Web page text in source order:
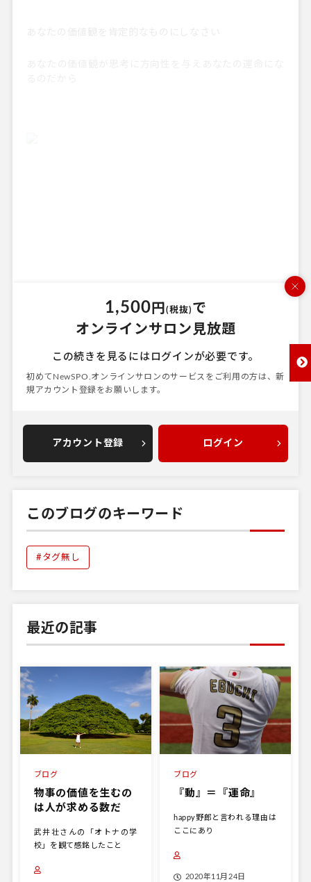
1,500 円 (税抜) で
オンラインサロン見放題
この続きを見るにはログインが必要です。
初めてNewSPO.オンラインサロンのサービスをご利用の方は、新
規アカウント登録をお願いします。
アカウント登録 ログイン
このブログのキーワード
#タグ無し
最近の記事
ブログ
物事の価値を生むの
は人が求める数だ
武井壮さんの「オトナの学
校」を観て感銘したこと
ブログ
『動』＝『運命』
happy野郎と言われる理由は
ここにあり
2020年11月24日